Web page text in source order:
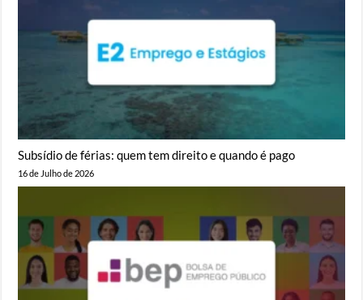
Subsídio de férias: quem tem direito e quando é pago
16 de Julho de 2026